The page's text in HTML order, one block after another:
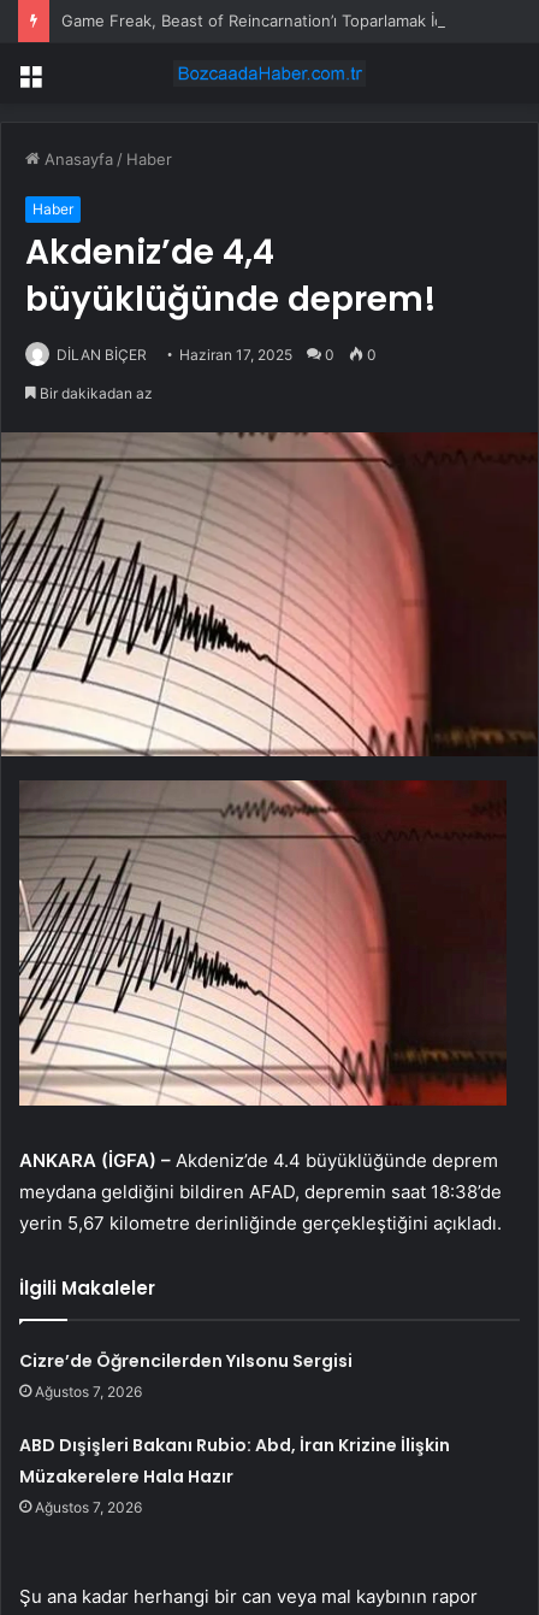
Menü
Anasayfa / Haber
Haber
Akdeniz’de 4,4
büyüklüğünde deprem!
DİLAN BİÇER Haziran 17, 2025 0 0
Bir dakikadan az
ANKARA (İGFA) – Akdeniz’de 4.4 büyüklüğünde deprem
meydana geldiğini bildiren AFAD, depremin saat 18:38’de
yerin 5,67 kilometre derinliğinde gerçekleştiğini açıkladı.
İlgili Makaleler
Cizre’de Öğrencilerden Yılsonu Sergisi
Ağustos 7, 2026
ABD Dışişleri Bakanı Rubio: Abd, İran Krizine İlişkin
Müzakerelere Hala Hazır
Ağustos 7, 2026
Şu ana kadar herhangi bir can veya mal kaybının rapor